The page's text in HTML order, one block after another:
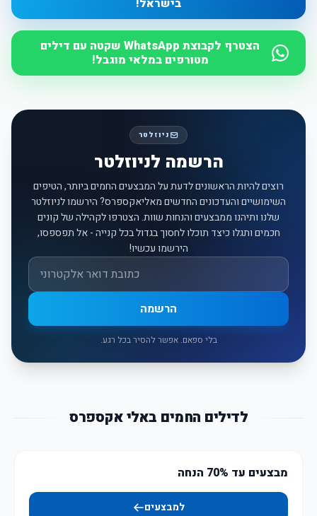
בישראל!
הצטרף לקבוצת WhatsApp שקטה עם דילים
מטורפים במלאי מוגבל!
ניוזלטר
הרשמה לניוזלטר
רוצים להיות הראשונים לדעת על המבצעים החמים ביותר, הטיפים
השימושיים והעדכונים החדשים מאליאקספרס? הירשמו לניוזלטר
שלנו ותיהנו ממבצעים והנחות שוות. הצטרפו לקהילה של קונים
חכמים ותגלו כיצד תוכלו לחסוך בגדול בכל קנייה - אל תפספסו,
הירשמו עכשיו!
אימייל
הרשמה
בלי ספאם. אפשר להסיר בכל רגע.
לדילים החמים באלי אקספרס
מבצעים עד 70% הנחה
למבצעים